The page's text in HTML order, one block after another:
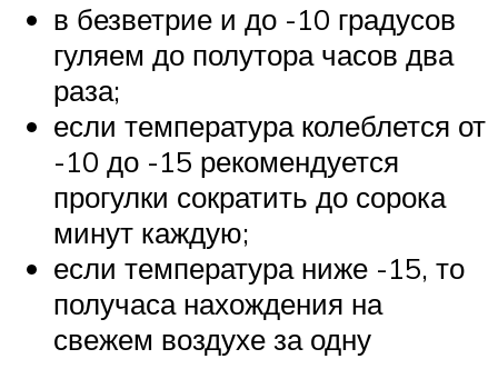
в безветрие и до -10 градусов
гуляем до полутора часов два
раза;
если температура колеблется от
-10 до -15 рекомендуется
прогулки сократить до сорока
минут каждую;
если температура ниже -15, то
получаса нахождения на
свежем воздухе за одну